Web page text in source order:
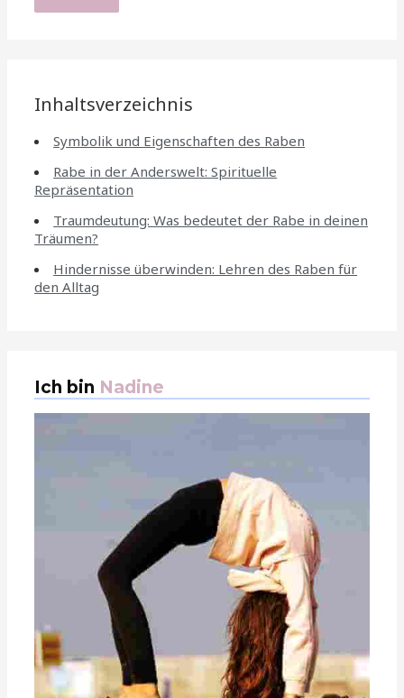
Inhaltsverzeichnis
Symbolik und Eigenschaften des Raben
Rabe in der Anderswelt: Spirituelle
Repräsentation
Traumdeutung: Was bedeutet der Rabe in deinen
Träumen?
Hindernisse überwinden: Lehren des Raben für
den Alltag
Ich bin Nadine